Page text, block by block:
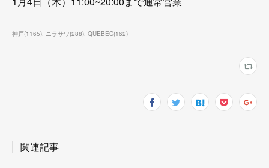
神戸(1165) ニラサワ(288) QUEBEC(162)
関連記事